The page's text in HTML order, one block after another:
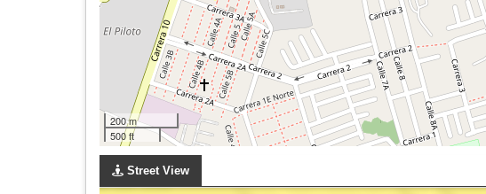
200 m
500 ft
Street View